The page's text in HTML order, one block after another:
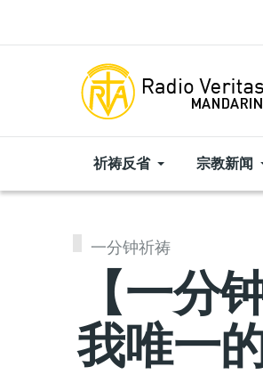
祈祷反省 宗教新闻
一分钟祈祷
【一分
我唯一